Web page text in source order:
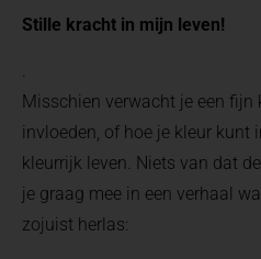
Stille kracht in mijn leven!
.
Misschien verwacht je een fijn
invloeden, of hoe je kleur kunt
kleurrijk leven. Niets van dat
je graag mee in een verhaal
zojuist herlas: